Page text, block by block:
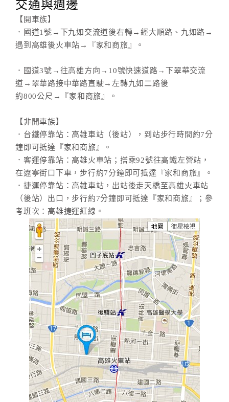
交通與週邊
【開車族】
．國道1號→下九如交流道後右轉→經大順路、九如路→
遇到高雄後火車站→『家和商旅』。
．國道3號→往高雄方向→10號快速道路→下翠華交流
道→翠華路接中華路直駛→左轉九如二路後
約800公尺→『家和商旅』。
【非開車族】
．台鐵停靠站：高雄車站（後站），到站步行時間約7分
鐘即可抵達『家和商旅』。
．客運停靠站：高雄火車站；搭乘92號往高鐵左營站，
在遼寧街口下車，步行約7分鐘即可抵達『家和商旅』。
．捷運停靠站：高雄車站，出站後走天橋至高雄火車站
（後站）出口，步行約7分鐘即可抵達『家和商旅』；參
考班次：高雄捷運紅線。